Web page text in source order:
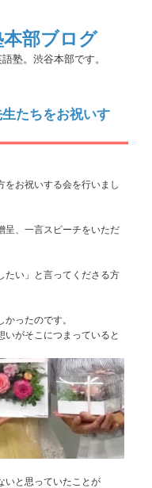
部ブログ
塾。渋谷本部です。
たちをお祝いす
をお祝いする会を行いまし
呈、一言スピーチをいただ
たい」と言ってくださる方
ったのです。
がそこにつまっていると
いと思っていたことが